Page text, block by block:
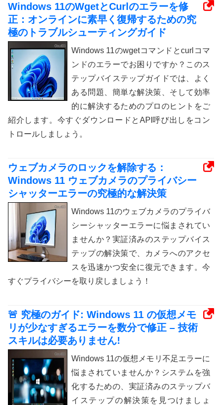
Windows 11のWgetとCurlのエラーを修
正：オンラインに素早く復帰するための究
極のトラブルシューティングガイド
Windows 11のwgetコマンドとcurlコマ
ンドのエラーでお困りですか？このス
テップバイステップガイドでは、よく
ある問題、簡単な解決策、そして効率
的に解決するためのプロのヒントをご
紹介します。今すぐダウンロードとAPI呼び出しをコン
トロールしましょう。
ウェブカメラのロックを解除する：
Windows 11 ウェブカメラのプライバシー
シャッターエラーの究極的な解決策
Windows 11のウェブカメラのプライバ
シーシャッターエラーに悩まされてい
ませんか？実証済みのステップバイス
テップの解決策で、カメラへのアクセ
スを迅速かつ安全に復元できます。今
すぐプライバシーを取り戻しましょう！
🚨 究極のガイド: Windows 11 の仮想メモ
リが少なすぎるエラーを数分で修正 – 技術
スキルは必要ありません!
Windows 11の仮想メモリ不足エラーに
悩まされていませんか？システムを強
化するための、実証済みのステップバ
イステップの解決策を見つけましょ